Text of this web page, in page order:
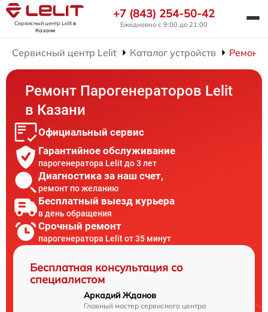
Сервисный центр Lelitв
Казани
+7 (843) 254-50-42
Ежедневно с 9:00 до 21:00
Сервисный центр Lelit Каталог устройств Ремонт
Ремонт Парогенераторов Lelit
в Казани
Официальный сервис
Гарантийное обслуживание
парогенератора Lelit до 3 лет
Диагностика за наш счет,
ремонт по желанию
Бесплатный выезд курьера
в день обращения
Срочный ремонт
парогенератора Lelit от 35 минут
Бесплатная консультация со
специалистом
Аркадий Жданов
Главный мастер сервисного центра